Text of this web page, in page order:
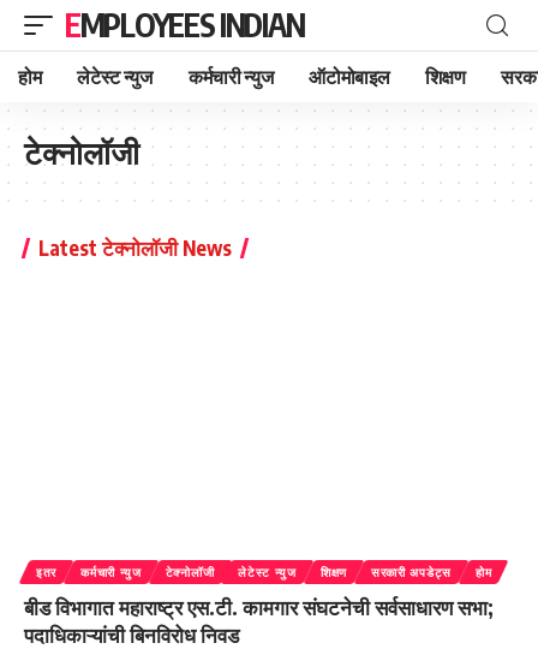
EMPLOYEES INDIAN
होम लेटेस्ट न्युज कर्मचारी न्युज ऑटोमोबाइल शिक्षण
टेक्नोलॉजी
Latest टेक्नोलॉजी News
इतर कर्मचारी न्युज टेक्नोलॉजी लेटेस्ट न्युज शिक्षण सरकारी अपडेट्स होम
बीड विभागात महाराष्ट्र एस.टी. कामगार संघटनेची सर्वसाधारण सभा;
पदाधिकाऱ्यांची बिनविरोध निवड